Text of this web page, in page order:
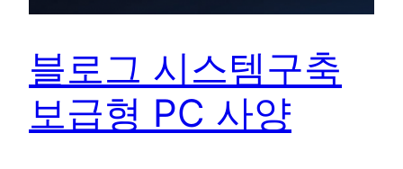
블로그 시스템구축
보급형 PC 사양